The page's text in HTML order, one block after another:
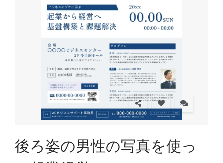
後ろ姿の男性の写真を使っ